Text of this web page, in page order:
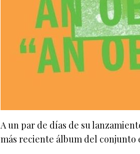
A un par de días de su
más reciente álbum del